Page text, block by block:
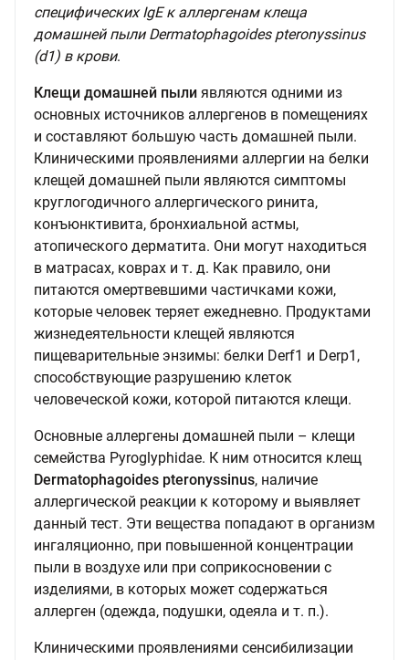
специфических IgE к аллергенам клеща
домашней пыли Dermatophagoides pteronyssinus
(d1) в крови.
Клещи домашней пыли являются одними из
основных источников аллергенов в помещениях
и составляют большую часть домашней пыли.
Клиническими проявлениями аллергии на белки
клещей домашней пыли являются симптомы
круглогодичного аллергического ринита,
конъюнктивита, бронхиальной астмы,
атопического дерматита. Они могут находиться
в матрасах, коврах и т. д. Как правило, они
питаются омертвевшими частичками кожи,
которые человек теряет ежедневно. Продуктами
жизнедеятельности клещей являются
пищеварительные энзимы: белки Derf1 и Derp1,
способствующие разрушению клеток
человеческой кожи, которой питаются клещи.
Основные аллергены домашней пыли – клещи
семейства Pyroglyphidae. К ним относится клещ
Dermatophagoides pteronyssinus, наличие
аллергической реакции к которому и выявляет
данный тест. Эти вещества попадают в организм
ингаляционно, при повышенной концентрации
пыли в воздухе или при соприкосновении с
изделиями, в которых может содержаться
аллерген (одежда, подушки, одеяла и т. п.).
Клиническими проявлениями сенсибилизации